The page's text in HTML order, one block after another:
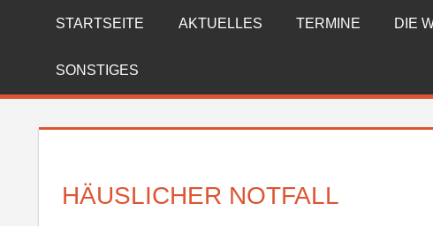
FREIWILLIGE
FEUERWEHR
REICHENBERG
STARTSEITE AKTUELLES TERMINE DIE
SONSTIGES
HÄUSLICHER NOTFALL